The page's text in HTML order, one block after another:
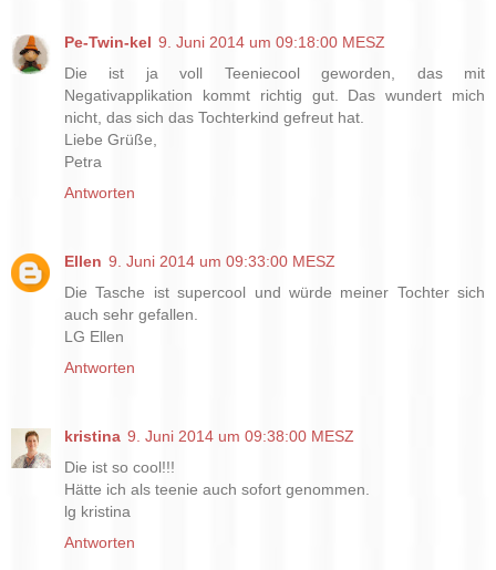
Pe-Twin-kel 9. Juni 2014 um 09:18:00 MESZ
Die ist ja voll Teeniecool geworden, das mit
Negativapplikation kommt richtig gut. Das wundert mich
nicht, das sich das Tochterkind gefreut hat.
Liebe Grüße,
Petra
Antworten
Ellen 9. Juni 2014 um 09:33:00 MESZ
Die Tasche ist supercool und würde meiner Tochter sich
auch sehr gefallen.
LG Ellen
Antworten
kristina 9. Juni 2014 um 09:38:00 MESZ
Die ist so cool!!!
Hätte ich als teenie auch sofort genommen.
lg kristina
Antworten